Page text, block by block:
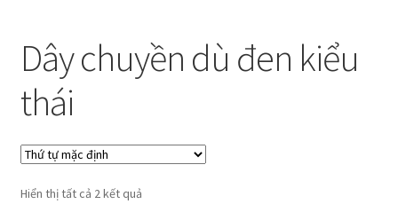
Dây chuyền dù đen kiểu
thái
Hiển thị tất cả 2 kết quả